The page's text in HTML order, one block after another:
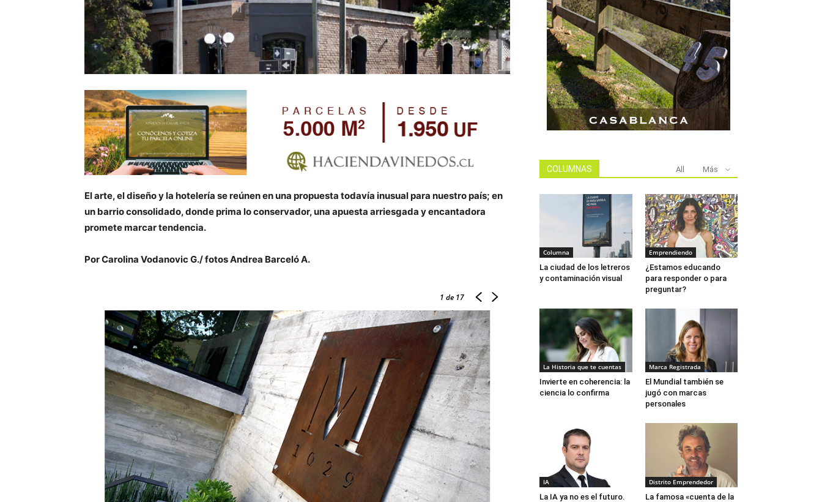
El arte, el diseño y la hotelería se reúnen en una propuesta todavía inusual para nuestro país; en
un barrio consolidado, donde prima lo conservador, una apuesta arriesgada y encantadora
promete marcar tendencia.
Por Carolina Vodanovic G./ fotos Andrea Barceló A.
1 de 17
COLUMNAS All Más
Columna
La ciudad de los letreros
y contaminación visual
Emprendiendo
¿Estamos educando
para responder o para
preguntar?
La Historia que te cuentas
Invierte en coherencia: la
ciencia lo confirma
Marca Registrada
El Mundial también se
jugó con marcas
personales
IA
La IA ya no es el futuro.
Distrito Emprendedor
La famosa «cuenta de la